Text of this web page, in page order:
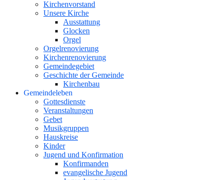
Kirchenvorstand
Unsere Kirche
Ausstattung
Glocken
Orgel
Orgelrenovierung
Kirchenrenovierung
Gemeindegebiet
Geschichte der Gemeinde
Kirchenbau
Gemeindeleben
Gottesdienste
Veranstaltungen
Gebet
Musikgruppen
Hauskreise
Kinder
Jugend und Konfirmation
Konfirmanden
evangelische Jugend